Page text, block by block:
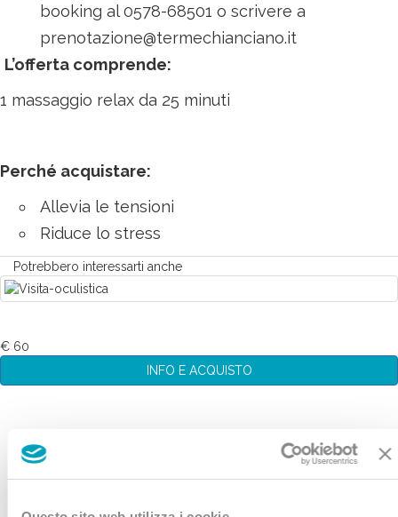
booking al 0578-68501 o scrivere a
prenotazione@termechianciano.it
L’offerta comprende:
1 massaggio relax da 25 minuti
Perché acquistare:
Allevia le tensioni
Riduce lo stress
Potrebbero interessarti anche
€ 60
INFO E ACQUISTO